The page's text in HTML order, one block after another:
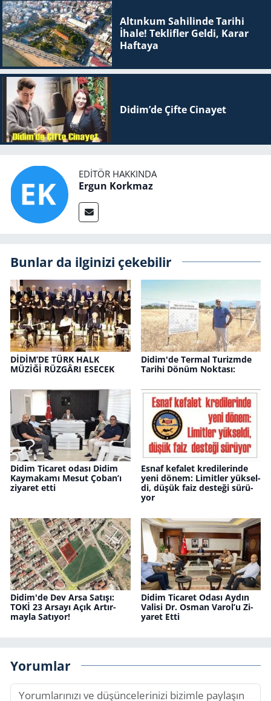
Altınkum Sahilinde Tarihi
İhale! Teklifler Geldi, Karar
Haftaya
Didim’de Çifte Ci­na­yet
EDITÖR HAKKINDA
Ergun Korkmaz
Bunlar da ilginizi çekebilir
DİDİM’DE TÜRK HALK
MÜZİĞİ RÜZ­GÂ­RI ESECEK
Didim'de Ter­mal Tu­rizm­de
Ta­ri­hi Dönüm Nok­ta­sı:
Didim Ticaret odası Didim
Kaymakamı Mesut Çoban’ı
ziyaret etti
Esnaf ke­fa­let kre­di­le­rin­de
yeni dönem: Li­mit­ler yük­sel­
di, düşük faiz des­te­ği sü­rü­
yor
Didim'de Dev Arsa Sa­tı­şı:
TOKİ 23 Ar­sa­yı Açık Ar­tır­
may­la Sa­tı­yor!
Didim Ti­ca­ret Odası Aydın
Va­li­si Dr. Osman Varol’u Zi­
ya­ret Etti
Yorumlar